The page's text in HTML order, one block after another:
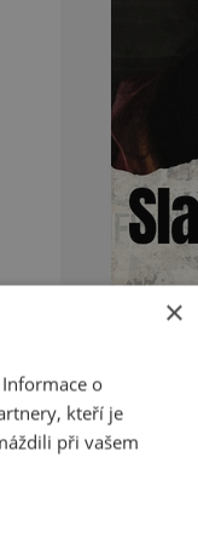
×
o
kteří je
při vašem